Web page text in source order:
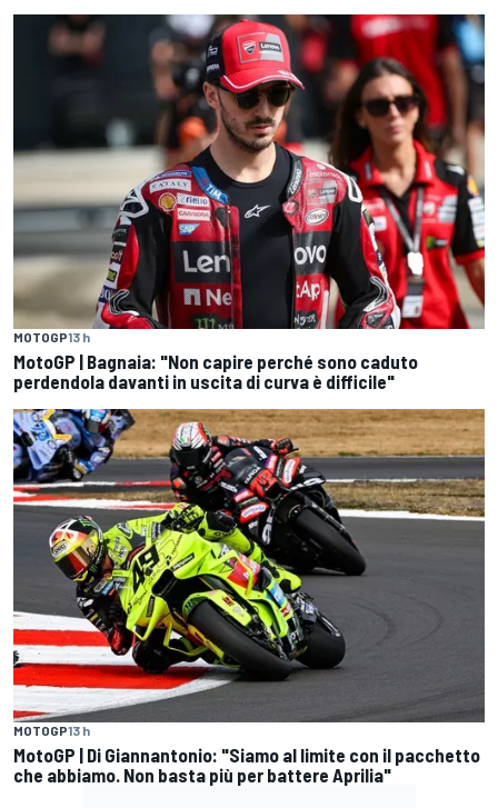
MOTOGP13 h
MotoGP | Bagnaia: "Non capire perché sono caduto
perdendola davanti in uscita di curva è difficile"
MOTOGP13 h
MotoGP | Di Giannantonio: "Siamo al limite con il pacchetto
che abbiamo. Non basta più per battere Aprilia"